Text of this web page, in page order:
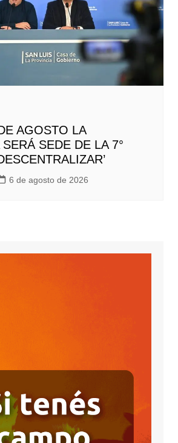
AGOSTO LA
SEDE DE LA 7°
6 de agosto de 2026